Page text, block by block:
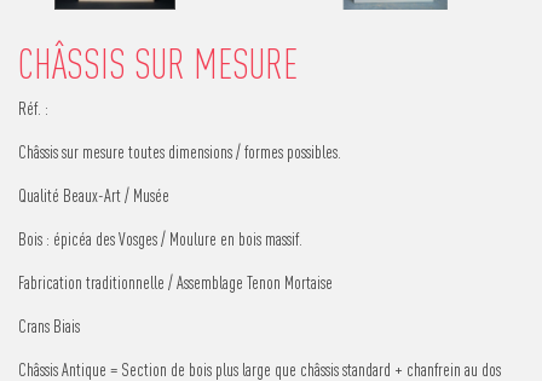
CHÂSSIS SUR MESURE
Réf. :
Châssis sur mesure toutes dimensions / formes possibles.
Qualité Beaux-Art / Musée
Bois : épicéa des Vosges / Moulure en bois massif.
Fabrication traditionnelle / Assemblage Tenon Mortaise
Crans Biais
Châssis Antique = Section de bois plus large que châssis standard + chanfrein au dos